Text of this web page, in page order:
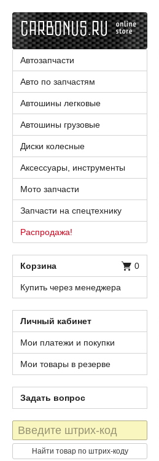
Автозапчасти
Авто по запчастям
Автошины легковые
Автошины грузовые
Диски колесные
Аксессуары, инструменты
Мото запчасти
Запчасти на спецтехнику
Распродажа!
Корзина 0
Купить через менеджера
Личный кабинет
Мои платежи и покупки
Мои товары в резерве
Задать вопрос
Штрих-
код
Найти товар по штрих-коду